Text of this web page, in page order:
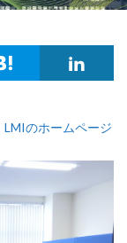
LMIのホームページ